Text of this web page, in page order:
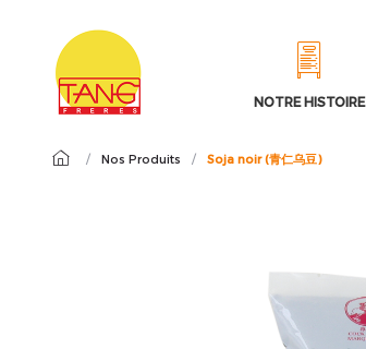
NOTRE HISTOIRE
/ Nos Produits / Soja noir (青仁乌豆)